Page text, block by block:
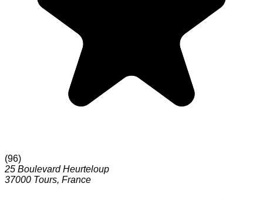
(96)
25 Boulevard Heurteloup
37000 Tours, France